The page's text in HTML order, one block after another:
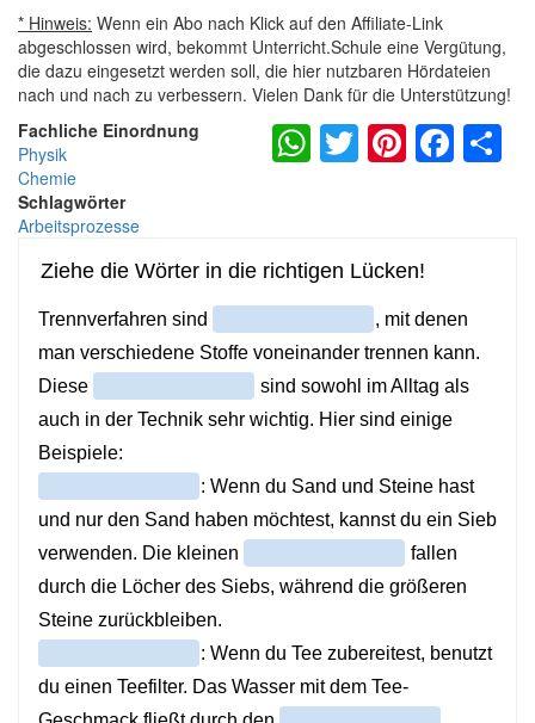
* Hinweis: Wenn ein Abo nach Klick auf den Affiliate-Link
abgeschlossen wird, bekommt Unterricht.Schule eine Vergütung,
die dazu eingesetzt werden soll, die hier nutzbaren Hördateien
nach und nach zu verbessern. Vielen Dank für die Unterstützung!
Fachliche Einordnung
Physik
Chemie
Schlagwörter
Arbeitsprozesse
WhatsApp
Twitter